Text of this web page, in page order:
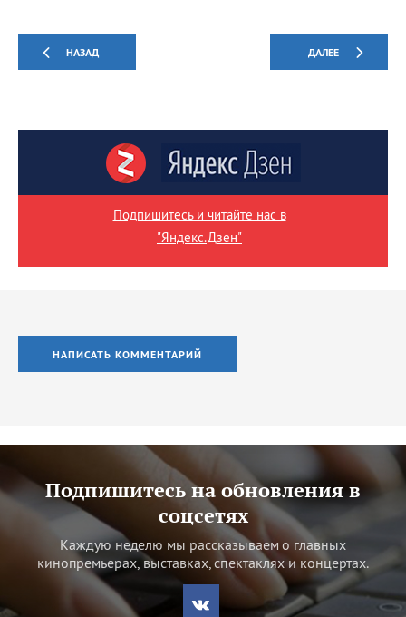
НАЗАД ДАЛЕЕ
Подпишитесь и читайте нас в
"Яндекс.Дзен"
НАПИСАТЬ КОММЕНТАРИЙ
Подпишитесь на обновления в
соцсетях
Каждую неделю мы рассказываем о главных
кинопремьерах, выставках, спектаклях и концертах.